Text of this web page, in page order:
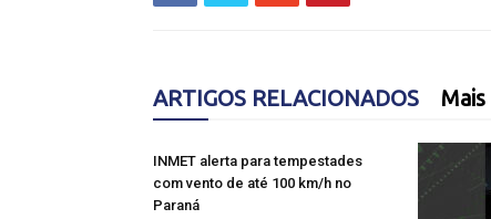
ARTIGOS RELACIONADOS
INMET alerta para tempestades
com vento de até 100 km/h no
Paraná